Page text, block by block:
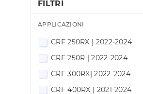
FILTRI
APPLICAZIONI
CRF 250RX | 2022-2024
CRF 250R | 2022-2024
CRF 300RX| 2022-2024
CRF 400RX | 2021-2024